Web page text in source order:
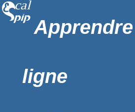
ligne